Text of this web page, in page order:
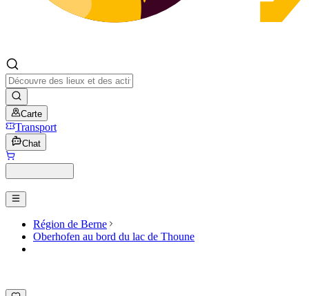
Carte
Transport
Chat
Région de Berne
Oberhofen au bord du lac de Thoune